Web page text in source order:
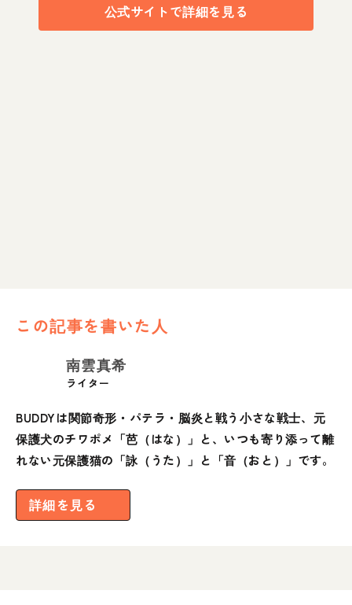
公式サイトで詳細を見る
この記事を書いた人
南雲真希
ライター
BUDDYは関節奇形・パテラ・脳炎と戦う小さな戦士、元
保護犬のチワポメ「芭（はな）」と、いつも寄り添って離
れない元保護猫の「詠（うた）」と「音（おと）」です。
詳細を見る